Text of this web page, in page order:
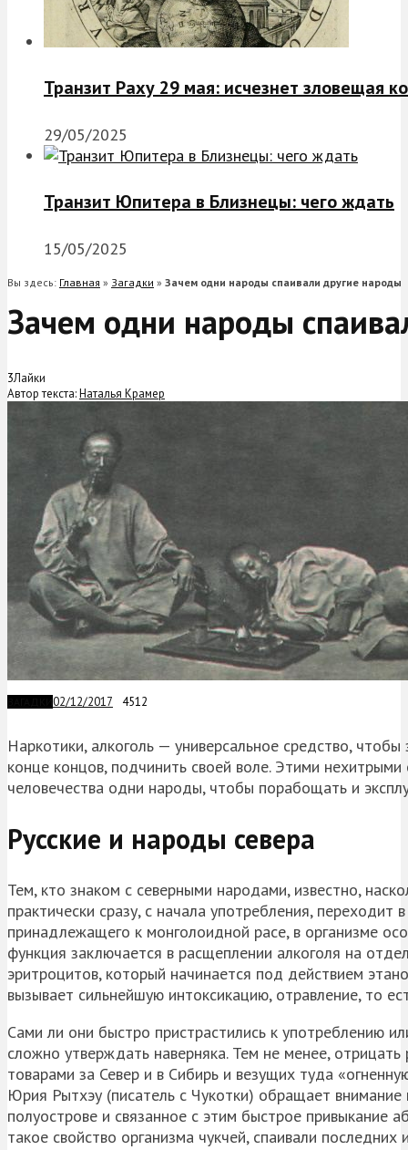
Транзит Раху 29 мая: исчезнет зловещая
29/05/2025
Транзит Юпитера в Близнецы: чего ждать
15/05/2025
Вы здесь: Главная » Загадки » Зачем одни народы спаивали другие народы
Зачем одни народы
3Лайки
Автор текста:Наталья Крамер
02/12/2017 4512
Наркотики, алкоголь — универсальное средство,
конце концов, подчинить своей воле. Этими
человечества одни народы, чтобы порабощать и
Русские и народы севера
Тем, кто знаком с северными народами, известно,
практически сразу, с начала употребления,
принадлежащего к монголоидной расе, в организме
функция заключается в расщеплении алкоголя на
эритроцитов, который начинается под действием
вызывает сильнейшую интоксикацию, отравление, то
Сами ли они быстро пристрастились к употреблению
сложно утверждать наверняка. Тем не менее,
товарами за Север и в Сибирь и везущих туда
Юрия Рытхэу (писатель с Чукотки) обращает
полуострове и связанное с этим быстрое привыкание
такое свойство организма чукчей, спаивали